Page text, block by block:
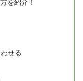
を紹介！
せる